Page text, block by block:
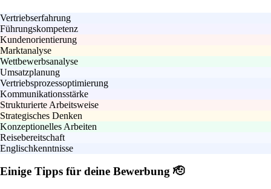
Vertriebserfahrung
Führungskompetenz
Kundenorientierung
Marktanalyse
Wettbewerbsanalyse
Umsatzplanung
Vertriebsprozessoptimierung
Kommunikationsstärke
Strukturierte Arbeitsweise
Strategisches Denken
Konzeptionelles Arbeiten
Reisebereitschaft
Englischkenntnisse
Einige Tipps für deine Bewerbung 🫡